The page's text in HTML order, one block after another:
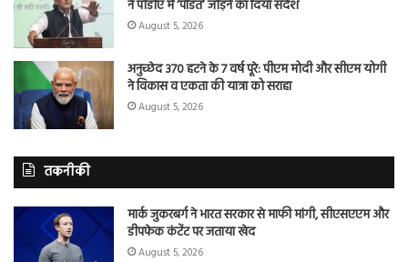
ने पीडीए में ‘पंडित’ जोड़ने का दिया संदेश
August 5, 2026
अनुच्छेद 370 हटने के 7 वर्ष पूरे: पीएम मोदी और सीएम योगी
ने विकास व एकता की यात्रा को सराहा
August 5, 2026
तकनीकी
मार्क जुकरबर्ग ने भारत सरकार से माफी मांगी, सीएसएएम और
डीपफेक कंटेंट पर जताया खेद
August 5, 2026